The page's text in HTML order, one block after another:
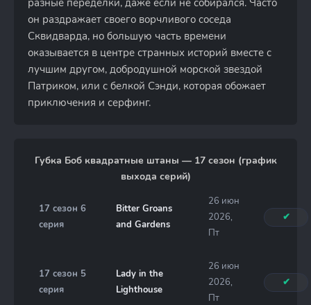
разные переделки, даже если не собирался. Часто
он раздражает своего ворчливого соседа
Сквидварда, но большую часть времени
оказывается в центре странных историй вместе с
лучшим другом, добродушной морской звездой
Патриком, или с белкой Сэнди, которая обожает
приключения и серфинг.
Губка Боб квадратные штаны — 17 сезон (график
выхода серий)
17 сезон 6
серия
Bitter Groans
and Gardens
26 июн
2026,
Пт
✔
17 сезон 5
серия
Lady in the
Lighthouse
26 июн
2026,
Пт
✔